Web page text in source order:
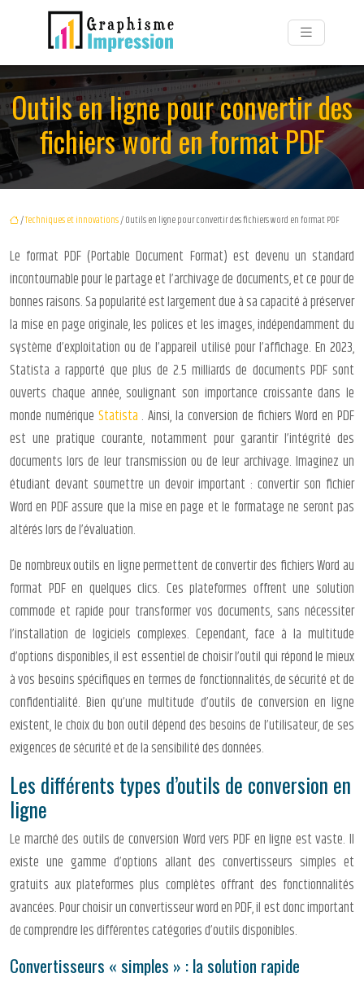
Outils en ligne pour convertir des
fichiers word en format PDF
/Techniques et innovations/ Outils en ligne pour convertir des fichiers word en format PDF
Le format PDF (Portable Document Format) est devenu un standard
incontournable pour le partage et l’archivage de documents, et ce pour de
bonnes raisons. Sa popularité est largement due à sa capacité à préserver
la mise en page originale, les polices et les images, indépendamment du
système d’exploitation ou de l’appareil utilisé pour l’affichage. En 2023,
Statista a rapporté que plus de 2.5 milliards de documents PDF sont
ouverts chaque année, soulignant son importance croissante dans le
monde numérique Statista . Ainsi, la conversion de fichiers Word en PDF
est une pratique courante, notamment pour garantir l’intégrité des
documents lors de leur transmission ou de leur archivage. Imaginez un
étudiant devant soumettre un devoir important : convertir son fichier
Word en PDF assure que la mise en page et le formatage ne seront pas
altérés lors de l’évaluation.
De nombreux outils en ligne permettent de convertir des fichiers Word au
format PDF en quelques clics. Ces plateformes offrent une solution
commode et rapide pour transformer vos documents, sans nécessiter
l’installation de logiciels complexes. Cependant, face à la multitude
d’options disponibles, il est essentiel de choisir l’outil qui répond le mieux
à vos besoins spécifiques en termes de fonctionnalités, de sécurité et de
confidentialité. Bien qu’une multitude d’outils de conversion en ligne
existent, le choix du bon outil dépend des besoins de l’utilisateur, de ses
exigences de sécurité et de la sensibilité des données.
Les différents types d’outils de conversion en
ligne
Le marché des outils de conversion Word vers PDF en ligne est vaste. Il
existe une gamme d’options allant des convertisseurs simples et
gratuits aux plateformes plus complètes offrant des fonctionnalités
avancées. Pour choisir un convertisseur word en PDF, il est donc important
de comprendre les différentes catégories d’outils disponibles.
Convertisseurs « simples » : la solution rapide